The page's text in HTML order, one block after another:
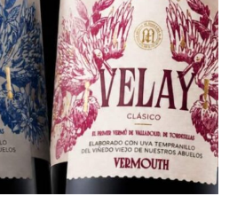
la mejor gastronomía
de Soria